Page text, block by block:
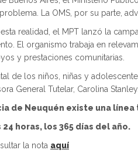
La OMS, por su parte,
esta realidad, el MPT lanzó la
El organismo trabaja en
y prestaciones comunitarias.
de los niños, niñas y
General Tutelar, Carolina Stanley.
de Neuquén existe una
24 horas, los 365 días del año.
la nota aquí